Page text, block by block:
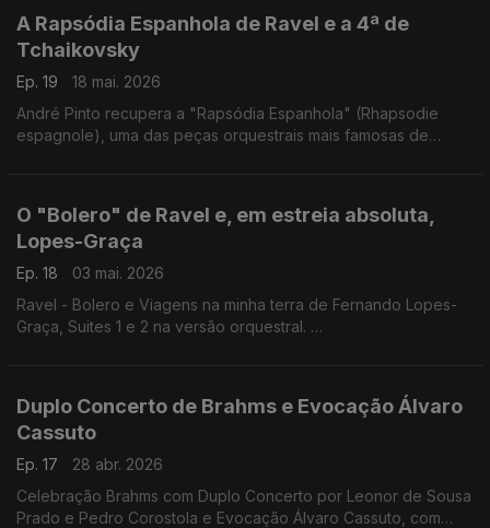
A Rapsódia Espanhola de Ravel e a 4ª de
Tchaikovsky
Ep. 19
18 mai. 2026
André Pinto recupera a "Rapsódia Espanhola" (Rhapsodie
espagnole), uma das peças orquestrais mais famosas de
Pereira. Este concerto teve lugar no Teatro Nacional de S.
Carlos, em Lisboa, a 3 de janeiro de 1963.
A segunda parte da emissão é dedicada à "Quarta Sinfonia"
de P. I. Tchaikovsky, também conhecida por "Sinfonia do
Destino". Dirigida pelo maestro russo Kontantin Ivanov e
junho de 1966.
O "Bolero" de Ravel e, em estreia absoluta,
Lopes-Graça
Ep. 18
03 mai. 2026
Ravel - Bolero e Viagens na minha terra de Fernando Lopes-
Graça, Suites 1 e 2 na versão orquestral.
Duplo Concerto de Brahms e Evocação Álvaro
Cassuto
Ep. 17
28 abr. 2026
Celebração Brahms com Duplo Concerto por Leonor de Sousa
Prado e Pedro Corostola e Evocação Álvaro Cassuto, com